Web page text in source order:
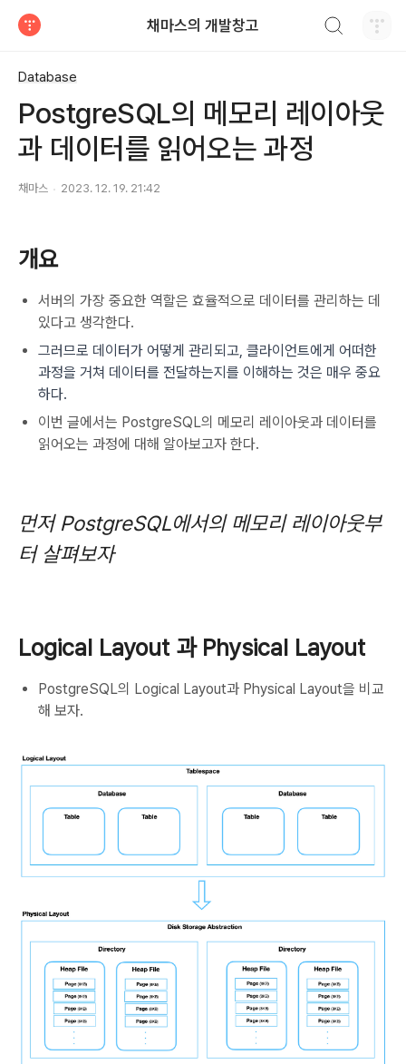
채마스의 개발창고
Database
PostgreSQL의 메모리 레이아웃
과 데이터를 읽어오는 과정
채마스 2023. 12. 19. 21:42
개요
서버의 가장 중요한 역할은 효율적으로 데이터를 관리하는 데
있다고 생각한다.
그러므로 데이터가 어떻게 관리되고, 클라이언트에게 어떠한
과정을 거쳐 데이터를 전달하는지를 이해하는 것은 매우 중요
하다.
이번 글에서는 PostgreSQL의 메모리 레이아웃과 데이터를
읽어오는 과정에 대해 알아보고자 한다.
먼저 PostgreSQL에서의 메모리 레이아웃부
터 살펴보자
Logical Layout 과 Physical Layout
PostgreSQL의 Logical Layout과 Physical Layout을 비교
해 보자.